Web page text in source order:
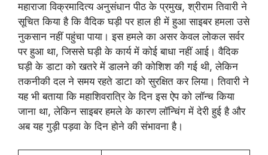
महाराजा विक्रमादित्य अनुसंधान पीठ के प्रमुख, श्रीराम तिवारी ने
सूचित किया है कि वैदिक घड़ी पर हाल ही में हुआ साइबर हमला उसे
नुकसान नहीं पहुंचा पाया। इस हमले का असर केवल लोकल सर्वर
पर हुआ था, जिससे घड़ी के कार्य में कोई बाधा नहीं आई। वैदिक
घड़ी के डाटा को खतरे में डालने की कोशिश की गई थी, लेकिन
तकनीकी दल ने समय रहते डाटा को सुरक्षित कर लिया। तिवारी ने
यह भी बताया कि महाशिवरात्रि के दिन इस ऐप को लॉन्च किया
जाना था, लेकिन साइबर हमले के कारण लॉन्चिंग में देरी हुई है और
अब यह गुड़ी पड़वा के दिन होने की संभावना है।